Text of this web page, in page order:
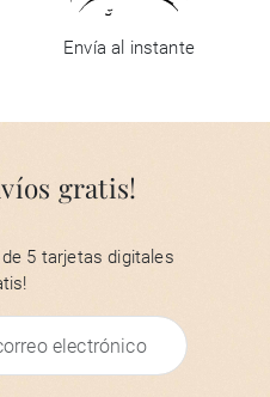
Envía al instante
gratis!
5 tarjetas digitales